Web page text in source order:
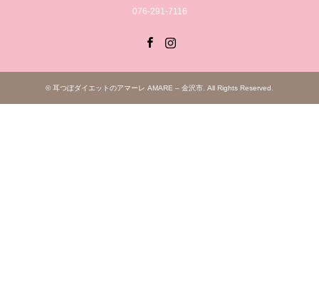
076-291-7116
©耳つぼダイエットのアマーレ AMARE – 金沢市. All Rights Reserved.